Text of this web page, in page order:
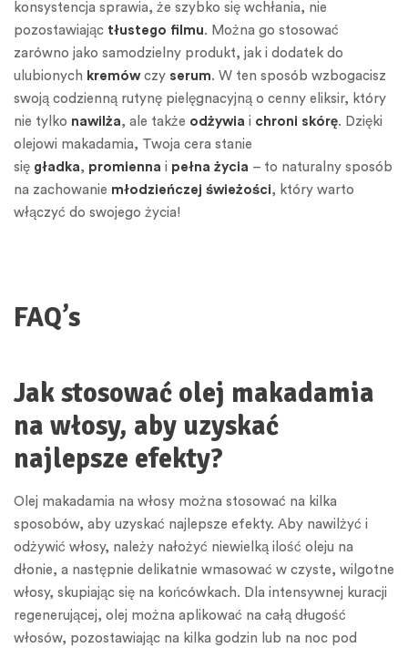
konsystencja sprawia, że szybko się wchłania, nie
pozostawiając tłustego filmu. Można go stosować
zarówno jako samodzielny produkt, jak i dodatek do
ulubionych kremówczy serum. W ten sposób wzbogacisz
swoją codzienną rutynę pielęgnacyjną o cenny eliksir, który
nie tylko nawilża, ale także odżywia i chroni skórę. Dzięki
olejowi makadamia, Twoja cera stanie
się gładka, promienna i pełna życia – to naturalny sposób
na zachowanie młodzieńczej świeżości, który warto
włączyć do swojego życia!
FAQ’s
Jak stosować olej makadamia
na włosy, aby uzyskać
najlepsze efekty?
Olej makadamia na włosy można stosować na kilka
sposobów, aby uzyskać najlepsze efekty. Aby nawilżyć i
odżywić włosy, należy nałożyć niewielką ilość oleju na
dłonie, a następnie delikatnie wmasować w czyste, wilgotne
włosy, skupiając się na końcówkach. Dla intensywnej kuracji
regenerującej, olej można aplikować na całą długość
włosów, pozostawiając na kilka godzin lub na noc pod